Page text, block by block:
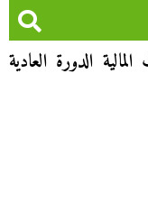
الدورة العادية